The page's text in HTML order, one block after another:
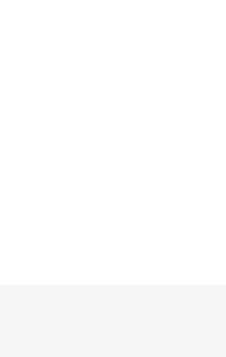
de vie?
de nombreuses
en
et qu'ils
afin de satisfaire